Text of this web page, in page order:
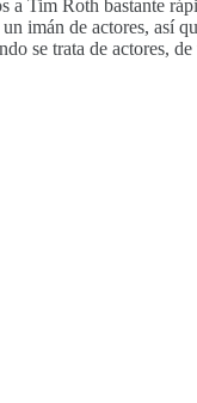
Tim Roth bastante
imán de actores,
se trata de actores,